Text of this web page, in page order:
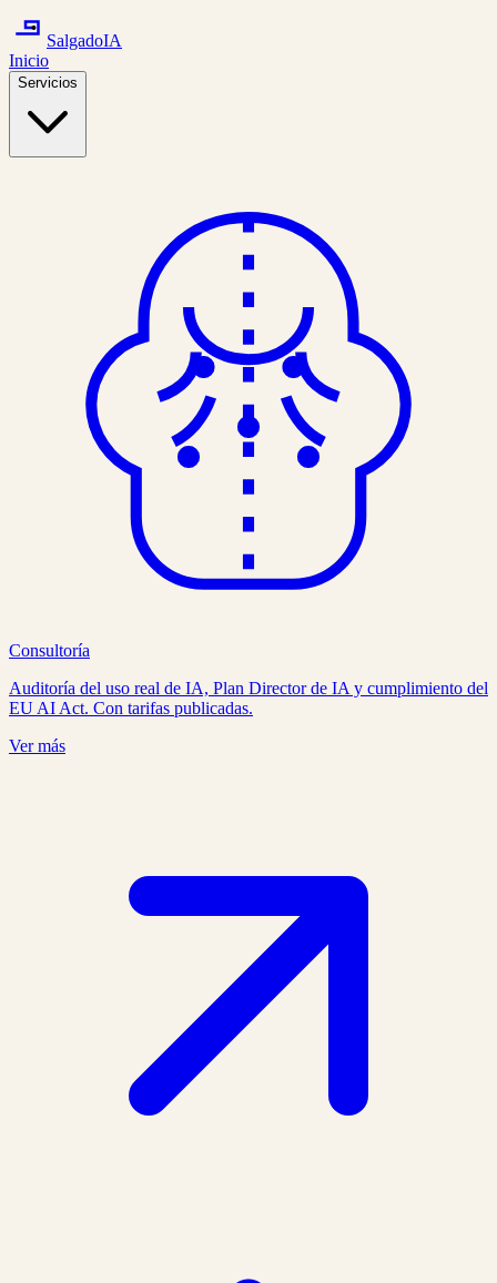
SalgadoIA
Inicio
Servicios
Consultoría
Auditoría del uso real de IA, Plan Director de IA y cumplimiento del
EU AI Act. Con tarifas publicadas.
Ver más